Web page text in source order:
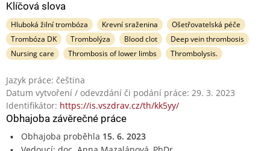
Klíčová slova
Hluboká žilní trombóza Krevní sraženina
Ošetřovatelská péče
Trombóza DK
Trombolýza Blood clot
Deep vein thrombosis
Nursing care
Thrombosis of lower limbs Thrombolysis.
Jazyk práce: čeština
Datum vytvoření / odevzdání či podání práce: 29. 3. 2023
Identifikátor: https://is.vszdrav.cz/th/kk5yy/
Obhajoba závěrečné práce
Obhajoba proběhla 15. 6. 2023